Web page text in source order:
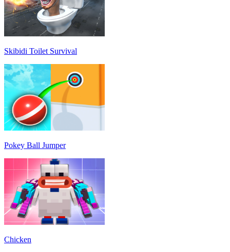
Skibidi Toilet Survival
Pokey Ball Jumper
Chicken